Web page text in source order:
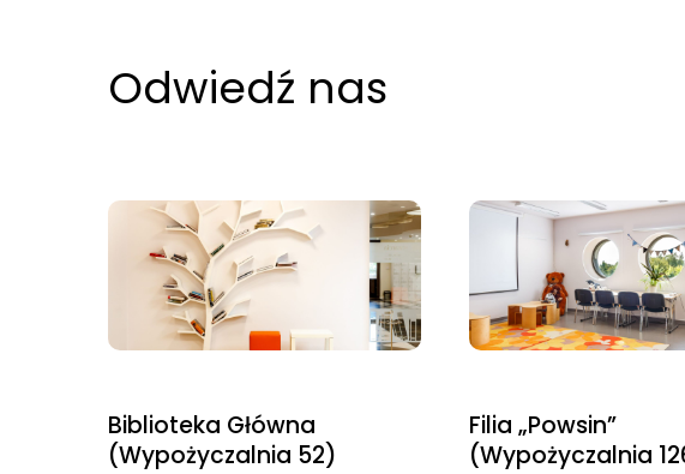
Odwiedź nas
Biblioteka Główna
(Wypożyczalnia 52)
Filia „Powsin”
(Wypożyczalnia
podczas
zobaczenie
spersonalizowanych